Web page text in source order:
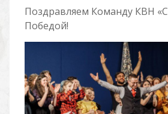
Поздравляем Команду КВН
Победой!